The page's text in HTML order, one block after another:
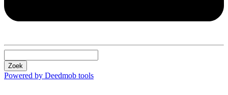
Zoek
Powered by Deedmob tools